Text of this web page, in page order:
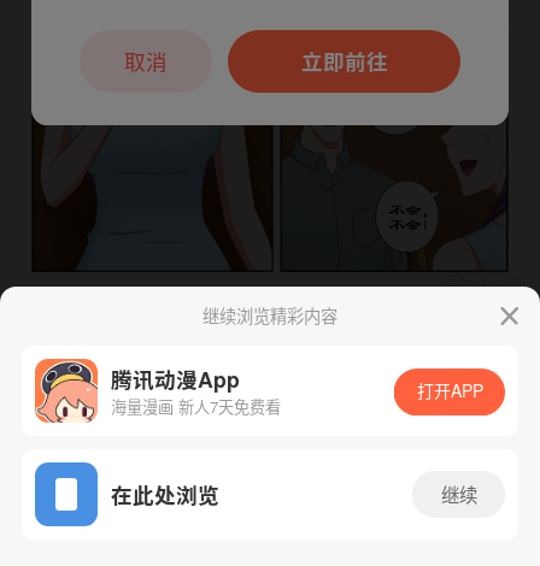
App免费看
下一话 腾漫App免费看
继续浏览精彩内容
腾讯动漫App
海量漫画 新人7天免费看
打开APP
在此处浏览 继续
本章节仅支持App阅读，可打开App新用
户7天免费看立即前往
取消